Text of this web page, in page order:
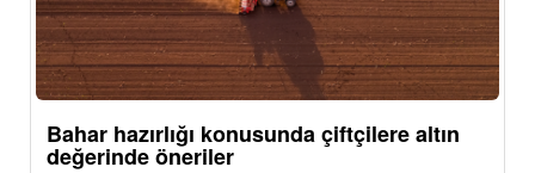
Bahar hazırlığı konusunda çiftçilere altın
değerinde öneriler